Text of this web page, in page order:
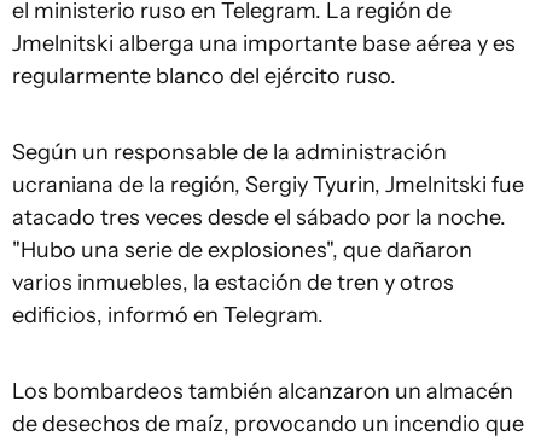
el ministerio ruso en Telegram. La región de
Jmelnitski alberga una importante base aérea y es
regularmente blanco del ejército ruso.
Según un responsable de la administración
ucraniana de la región, Sergiy Tyurin, Jmelnitski fue
atacado tres veces desde el sábado por la noche.
"Hubo una serie de explosiones", que dañaron
varios inmuebles, la estación de tren y otros
edificios, informó en Telegram.
Los bombardeos también alcanzaron un almacén
de desechos de maíz, provocando un incendio que